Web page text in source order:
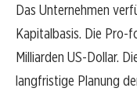
Das Unternehmen
Kapitalbasis. Die Pro-
Milliarden US-Dollar.
langfristige Planung